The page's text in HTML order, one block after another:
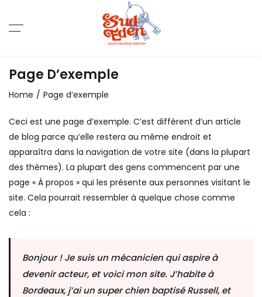
Page D’exemple
Home Page d’exemple
Ceci est une page d’exemple. C’est différent d’un article
de blog parce qu’elle restera au même endroit et
apparaîtra dans la navigation de votre site (dans la plupart
des thèmes). La plupart des gens commencent par une
page « À propos » qui les présente aux personnes visitant le
site. Cela pourrait ressembler à quelque chose comme
cela :
Bonjour ! Je suis un mécanicien qui aspire à
devenir acteur, et voici mon site. J’habite à
Bordeaux, j’ai un super chien baptisé Russell, et